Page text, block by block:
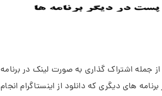
جمله اشتراک گذاری به صورت لینک در برنامه
های دیگری که دانلود از اینستاگرام انجام